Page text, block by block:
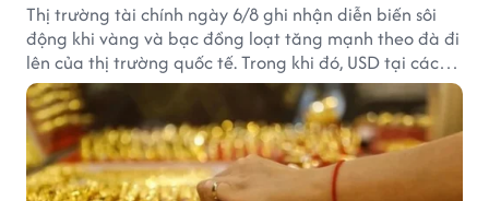
Thị trường tài chính ngày 6/8 ghi nhận diễn biến sôi
động khi vàng và bạc đồng loạt tăng mạnh theo đà đi
lên của thị trường quốc tế. Trong khi đó, USD tại các
ngân hàng tiếp tục hạ nhiệt dù tỷ giá trung tâm lập
đỉnh mới.